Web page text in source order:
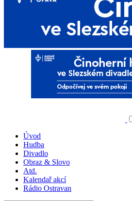
Úvod
Hudba
Divadlo
Obraz & Slovo
Atd.
Kalendař akcí
Rádio Ostravan